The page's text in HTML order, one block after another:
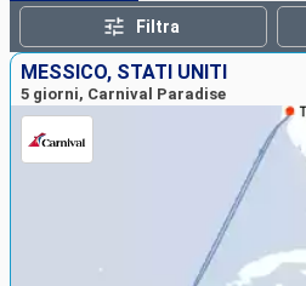
Le nostre destinazioni
Mesi di partenza
Porti
Filtra
MESSICO, STATI UNITI
5 giorni, Carnival Paradise